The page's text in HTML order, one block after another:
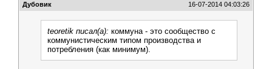
Дубовик 16-07-2014 04:03:26
teoretik писал(а): коммуна - это сообщество с
коммунистическим типом производства и
потребления (как минимум).